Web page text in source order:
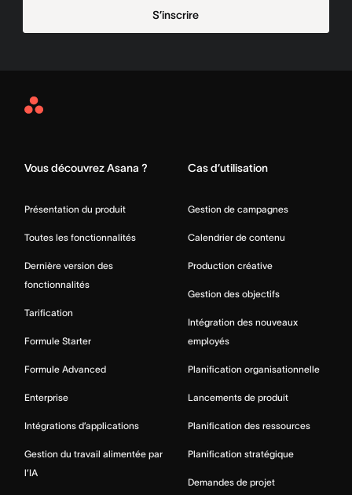
S’inscrire
Asana
Vous découvrez Asana ?
Présentation du produit
Toutes les fonctionnalités
Dernière version des
fonctionnalités
Tarification
Formule Starter
Formule Advanced
Enterprise
Intégrations d’applications
Gestion du travail alimentée par
l’IA
Cas d’utilisation
Gestion de campagnes
Calendrier de contenu
Production créative
Gestion des objectifs
Intégration des nouveaux
employés
Planification organisationnelle
Lancements de produit
Planification des ressources
Planification stratégique
Demandes de projet